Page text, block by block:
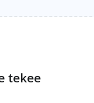
tekee